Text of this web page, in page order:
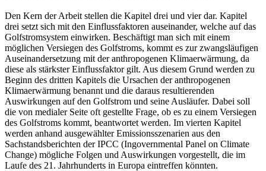
Den Kern der Arbeit stellen die Kapitel drei und vier dar. Kapitel
drei setzt sich mit den Einflussfaktoren auseinander, welche auf das
Golfstromsystem einwirken. Beschäftigt man sich mit einem
möglichen Versiegen des Golfstroms, kommt es zur zwangsläufigen
Auseinandersetzung mit der anthropogenen Klimaerwärmung, da
diese als stärkster Einflussfaktor gilt. Aus diesem Grund werden zu
Beginn des dritten Kapitels die Ursachen der anthropogenen
Klimaerwärmung benannt und die daraus resultierenden
Auswirkungen auf den Golfstrom und seine Ausläufer. Dabei soll
die von medialer Seite oft gestellte Frage, ob es zu einem Versiegen
des Golfstroms kommt, beantwortet werden. Im vierten Kapitel
werden anhand ausgewählter Emissionsszenarien aus den
Sachstandsberichten der IPCC (Ingovernmental Panel on Climate
Change) mögliche Folgen und Auswirkungen vorgestellt, die im
Laufe des 21. Jahrhunderts in Europa eintreffen könnten.